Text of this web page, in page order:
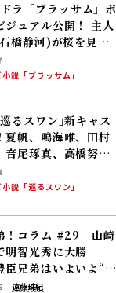
ラ「ブラッサム」ポ
ジュアル公開！ 主人
橋静河)が桜を見上
的な1枚 タイトル映
史監督、語りは三
ナ 2026年度後期放
説「ブラッサム」
るスワン｣新キャス
夏帆、鳴海唯、田村
音尾琢真、高橋努、
角田晃広――主人公･美
智)が交流する警察
2027年度前期放送
説「巡るスワン」
！コラム #29 山崎
明智光秀に大勝
兄弟はいよいよ“天
を歩み始める
遠藤珠紀